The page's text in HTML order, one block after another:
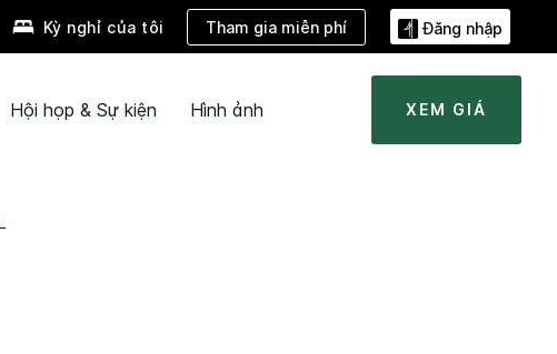
Kỳ nghỉ của tôi Tham gia miễn phí Đăng nhập
Hội họp & Sự kiện Hình ảnh XEM GIÁ